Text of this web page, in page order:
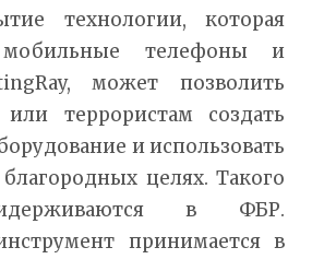
технологии, которая
мобильные телефоны и
может позволить
террористам создать
и использовать
целях. Такого
в ФБР.
принимается в